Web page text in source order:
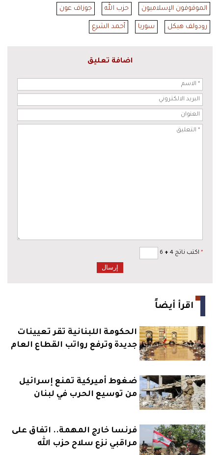
الموقوفون الإسلاميون حزب الله جوزاف عون
رودولف هيكل سوريا أحمد الشرع
اضافة تعليق
* اكتب ناتج 4 +
اقرأ أيضاً
الحكومة اللبنانية تقر تعيينات
جديدة وترفع رواتب القطاع العام
ضغوط أميركية تمنع إسرائيل
من توسيع الحرب في لبنان
فرنسا خارج المهمة.. اتفاق على
مراقبي نزع سلاح حزب الله